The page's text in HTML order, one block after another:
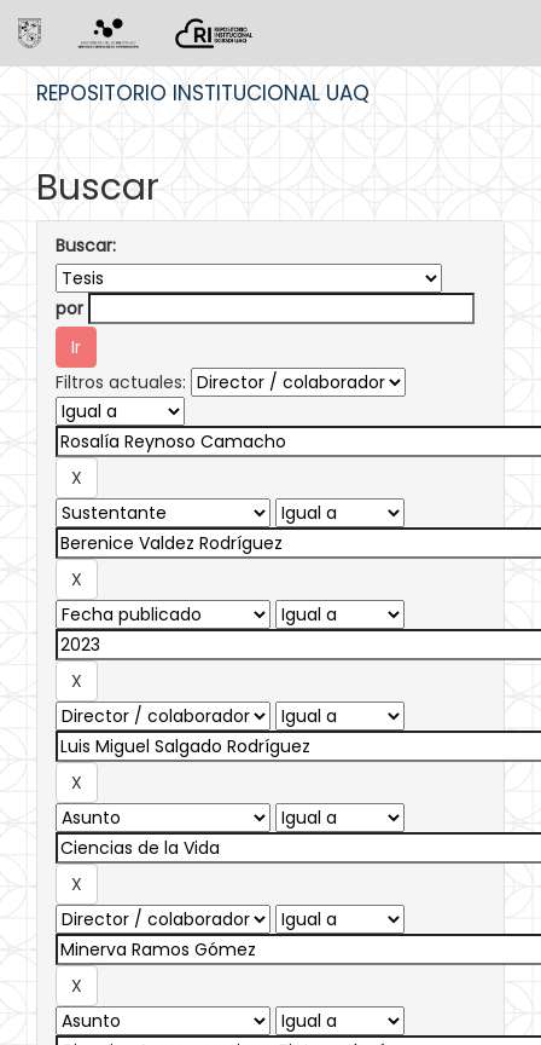
REPOSITORIO INSTITUCIONAL UAQ
Buscar
Buscar:
por
Filtros actuales: